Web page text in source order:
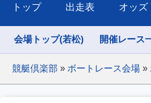
トップ 出走表 オッズ
会場トップ(若松) 開催レース
競艇倶楽部 » ボートレース会場 »